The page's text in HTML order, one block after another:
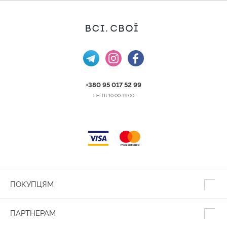
+380 95 017 52 99
ПН-ПТ 10:00-19:00
ПОКУПЦЯМ
ПАРТНЕРАМ